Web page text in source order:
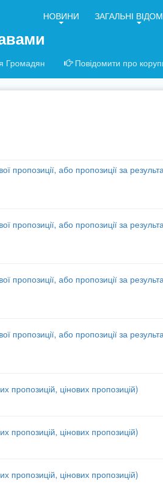
Громадян Повідомити про
НОВИНИ ЗАГАЛЬНІ
пропозиції, або пропозиції за
пропозиції, або пропозиції за
пропозиції, або пропозиції за
пропозиції, або пропозиції за
пропозицій, цінових пропозицій)
пропозицій, цінових пропозицій)
пропозицій, цінових пропозицій)